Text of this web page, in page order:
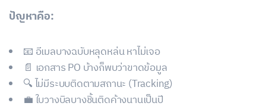
ปัญหาคือ:
📧 อีเมลบางฉบับหลุดหล่น หาไม่เจอ
📄 เอกสาร PO บ้างก็พบว่าขาดข้อมูล
🔍 ไม่มีระบบติดตามสถานะ (Tracking)
💼 ใบวางบิลบางชิ้นติดค้างนานเป็นปี